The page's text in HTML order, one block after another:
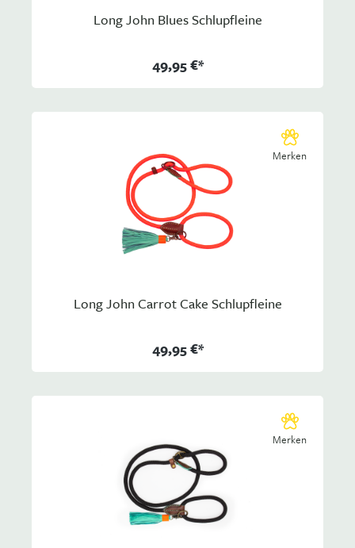
Long John Blues Schlupfleine
49,95 €*
Merken
Long John Carrot Cake Schlupfleine
49,95 €*
Merken